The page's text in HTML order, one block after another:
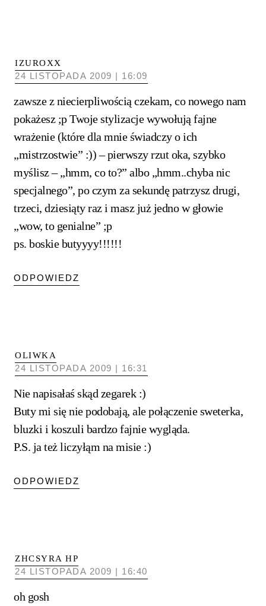
IZUROXX
24 LISTOPADA 2009 | 16:09
zawsze z niecierpliwością czekam, co nowego nam
pokażesz ;p Twoje stylizacje wywołują fajne
wrażenie (które dla mnie świadczy o ich
„mistrzostwie” :)) – pierwszy rzut oka, szybko
myślisz – „hmm, co to?” albo „hmm..chyba nic
specjalnego”, po czym za sekundę patrzysz drugi,
trzeci, dziesiąty raz i masz już jedno w głowie
„wow, to genialne” ;p
ps. boskie butyyyy!!!!!!
ODPOWIEDZ
OLIWKA
24 LISTOPADA 2009 | 16:31
Nie napisałaś skąd zegarek :)
Buty mi się nie podobają, ale połączenie sweterka,
bluzki i koszuli bardzo fajnie wygląda.
P.S. ja też liczyłąm na misie :)
ODPOWIEDZ
ZHCSYRA HP
24 LISTOPADA 2009 | 16:40
oh gosh